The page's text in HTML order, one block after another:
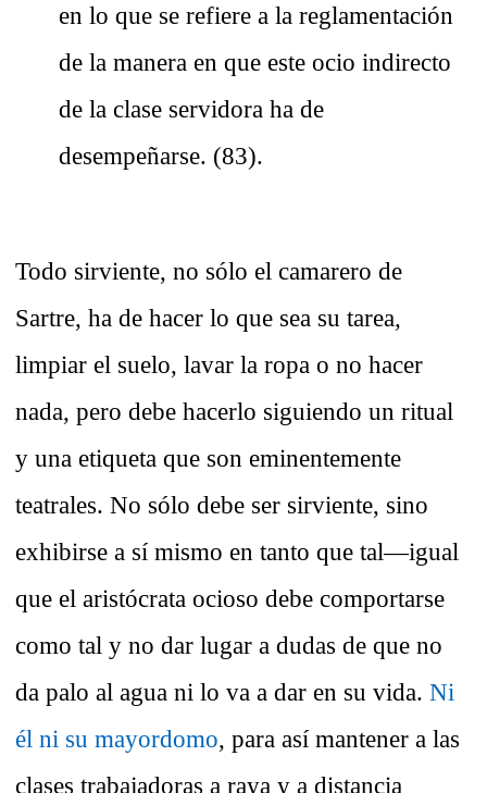
en lo que se refiere a la reglamentación
de la manera en que este ocio indirecto
de la clase servidora ha de
desempeñarse. (83).
Todo sirviente, no sólo el camarero de
Sartre, ha de hacer lo que sea su tarea,
limpiar el suelo, lavar la ropa o no hacer
nada, pero debe hacerlo siguiendo un ritual
y una etiqueta que son eminentemente
teatrales. No sólo debe ser sirviente, sino
exhibirse a sí mismo en tanto que tal—igual
que el aristócrata ocioso debe comportarse
como tal y no dar lugar a dudas de que no
da palo al agua ni lo va a dar en su vida. Ni
él ni su mayordomo, para así mantener a las
clases trabajadoras a raya y a distancia